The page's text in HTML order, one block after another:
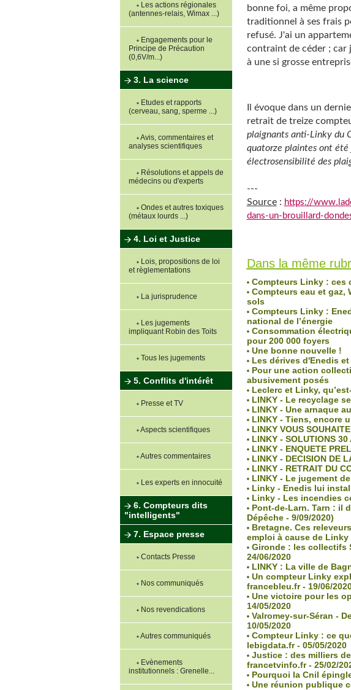
Les actions régionales
(antennes-relais, Wimax ...)
Engagements pour le
Principe de Précaution
(0,6V/m...)
3. La science
Etudes et rapports
(cerveau, sang, sperme ...)
Avis, commentaires et
analyses scientifiques
Résolutions et appels de
médecins ou d'experts
Ondes et autres toxiques
(métaux lourds ...)
4. Loi et Justice
Lois, propositions de loi
et règlementations
La jurisprudence
Les jugements
impliquant Robin des Toits
Tous les jugements
5. Conflits d'intérêt
Presse et TV
Aspects scientifiques
Autres commentaires
Les experts en innocuité
6. Compteurs dits
"intelligents"
7. Espace presse
Contacts Presse
Nos communiqués
Nos revendications
Autres communiqués
Evènements
institutionnels : Grenelle...
bonne foi, a même
traditionnel à ses frais
refusé. J'ai un
contraint de céder ; car
à une si grosse
Il évoque dans un
retrait de treize
plaignants anti-Linky du
quatorze plaintes ont été
électrosensibilité des
---
Source: https://
dans-un-brouillard-
Dans la même
Compteurs Linky : ces
Compteurs eau et gaz,
sols
Compteurs Linky :
national de l’énergie
Consommation
pour 200 000 foyers
Une bonne nouvelle !
Les dérives d'Enedis
Pour une action
abusivement posés
Leclerc et Linky,
LINKY - Le recyclage
LINKY - Une arnaque
LINKY - Tiens, encore
LINKY VOUS
LINKY - SOLUTIONS 30
LINKY - ENQUETE
LINKY - DECISION DE
LINKY - RETRAIT DU
LINKY - Le jugement
Linky - Enedis lui
Linky - Les incendies
Pont-de-Larn. Tarn : il
Dépêche - 9/09/2020)
Bretagne. Ces
emploi à cause de Linky
Gironde : les collectifs
24/06/2020
LINKY : La ville de
Un compteur Linky
francebleu.fr - 19/06/
Une victoire pour les
14/05/2020
Valromey-sur-Séran -
10/05/2020
Compteur Linky : ce
lebigdata.fr - 05/05/2020
Justice : des milliers
francetvinfo.fr - 25/02/
Pourquoi la Cnil
Une réunion publique